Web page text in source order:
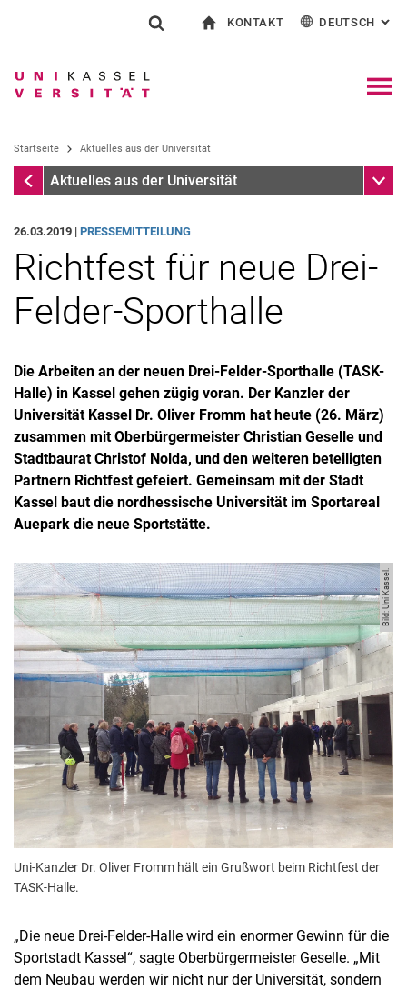
Springe direkt zu: Inhalt
Springe direkt zu: Suche
Springe direkt zu:
Suchen (öffnet externen Link in einem
KONTAKT
Kontakt für Presse und Öffentlichkeit
Einrichtungen suchen
DEUTSCH :
Startseite Aktuelles aus der Universität
Startseite
Aktuelles aus der Universität
26.03.2019 | PRESSEMITTEILUNG
Richtfest für neue Drei-
Felder-Sporthalle
Die Arbeiten an der neuen Drei-Felder-Sporthalle (TASK-
Halle) in Kassel gehen zügig voran. Der Kanzler der
Universität Kassel Dr. Oliver Fromm hat heute (26. März)
zusammen mit Oberbürgermeister Christian Geselle und
Stadtbaurat Christof Nolda, und den weiteren beteiligten
Partnern Richtfest gefeiert. Gemeinsam mit der Stadt
Kassel baut die nordhessische Universität im Sportareal
Auepark die neue Sportstätte.
Bild: Uni Kassel.
Uni-Kanzler Dr. Oliver Fromm hält ein Grußwort beim Richtfest der
TASK-Halle.
„Die neue Drei-Felder-Halle wird ein enormer Gewinn für die
Sportstadt Kassel“, sagte Oberbürgermeister Geselle. „Mit
dem Neubau werden wir nicht nur der Universität, sondern